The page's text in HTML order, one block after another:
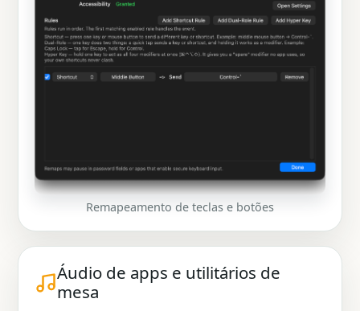
Remapeamento de teclas e botões
Áudio de apps e utilitários de
mesa